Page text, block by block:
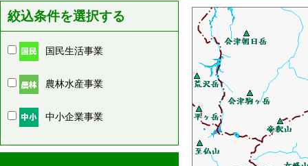
絞込条件を選択する
国民生活事業
農林水産事業
中小企業事業